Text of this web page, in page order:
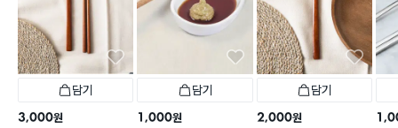
담기
3,000원
담기
1,000원
담기
2,000원